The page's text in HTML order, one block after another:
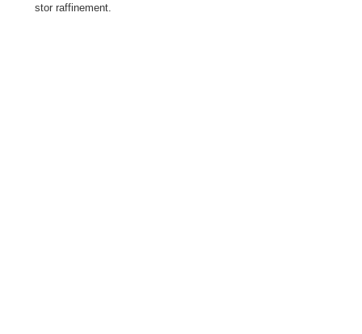
stor raffinement.